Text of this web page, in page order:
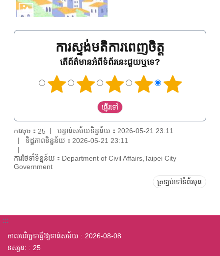
ការស្ទង់មតិការពេញចិត្ត
តើព័ត៌មានអំពីទំព័រនេះជួយឬទេ?
ការចុច： 25
បន្ទាន់សម័យទិន្នន័យ：2026-05-21 23:11
ទិដ្ឋភាពទិន្នន័យ：2026-05-21 23:11
ការថែទាំទិន្នន័យ：Department of Civil Affairs,Taipei City
Government
ត្រឡប់ទៅទំព័រមុន
:::
កាលបរិច្ឆេទធ្វើឱ្យទាន់សម័យ
2026-08-08
ទស្សនៈ
25